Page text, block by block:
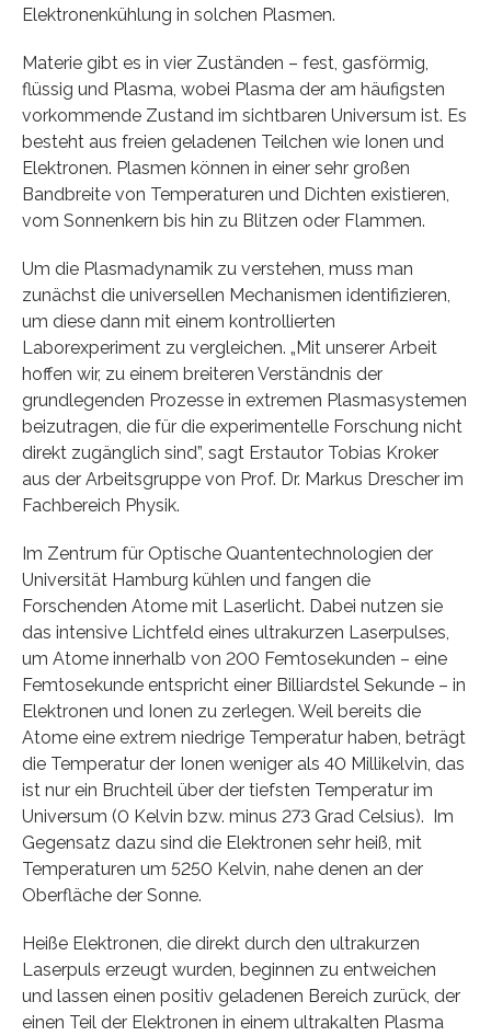
Elektronenkühlung in solchen Plasmen.
Materie gibt es in vier Zuständen – fest, gasförmig,
flüssig und Plasma, wobei Plasma der am häufigsten
vorkommende Zustand im sichtbaren Universum ist. Es
besteht aus freien geladenen Teilchen wie Ionen und
Elektronen. Plasmen können in einer sehr großen
Bandbreite von Temperaturen und Dichten existieren,
vom Sonnenkern bis hin zu Blitzen oder Flammen.
Um die Plasmadynamik zu verstehen, muss man
zunächst die universellen Mechanismen identifizieren,
um diese dann mit einem kontrollierten
Laborexperiment zu vergleichen. „Mit unserer Arbeit
hoffen wir, zu einem breiteren Verständnis der
grundlegenden Prozesse in extremen Plasmasystemen
beizutragen, die für die experimentelle Forschung nicht
direkt zugänglich sind”, sagt Erstautor Tobias Kroker
aus der Arbeitsgruppe von Prof. Dr. Markus Drescher im
Fachbereich Physik.
Im Zentrum für Optische Quantentechnologien der
Universität Hamburg kühlen und fangen die
Forschenden Atome mit Laserlicht. Dabei nutzen sie
das intensive Lichtfeld eines ultrakurzen Laserpulses,
um Atome innerhalb von 200 Femtosekunden – eine
Femtosekunde entspricht einer Billiardstel Sekunde – in
Elektronen und Ionen zu zerlegen. Weil bereits die
Atome eine extrem niedrige Temperatur haben, beträgt
die Temperatur der Ionen weniger als 40 Millikelvin, das
ist nur ein Bruchteil über der tiefsten Temperatur im
Universum (0 Kelvin bzw. minus 273 Grad Celsius). Im
Gegensatz dazu sind die Elektronen sehr heiß, mit
Temperaturen um 5250 Kelvin, nahe denen an der
Oberfläche der Sonne.
Heiße Elektronen, die direkt durch den ultrakurzen
Laserpuls erzeugt wurden, beginnen zu entweichen
und lassen einen positiv geladenen Bereich zurück, der
einen Teil der Elektronen in einem ultrakalten Plasma